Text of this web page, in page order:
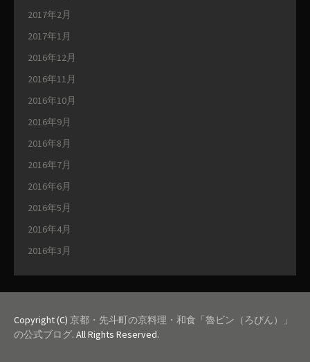
2017年2月
2017年1月
2016年12月
2016年11月
2016年10月
2016年9月
2016年8月
2016年7月
2016年6月
2016年5月
2016年4月
2016年3月
Copyright (C) 京都・先斗町の京料理・和食「魯ビン（ろびん）」
の公式ブログ. All Rights Reserved.